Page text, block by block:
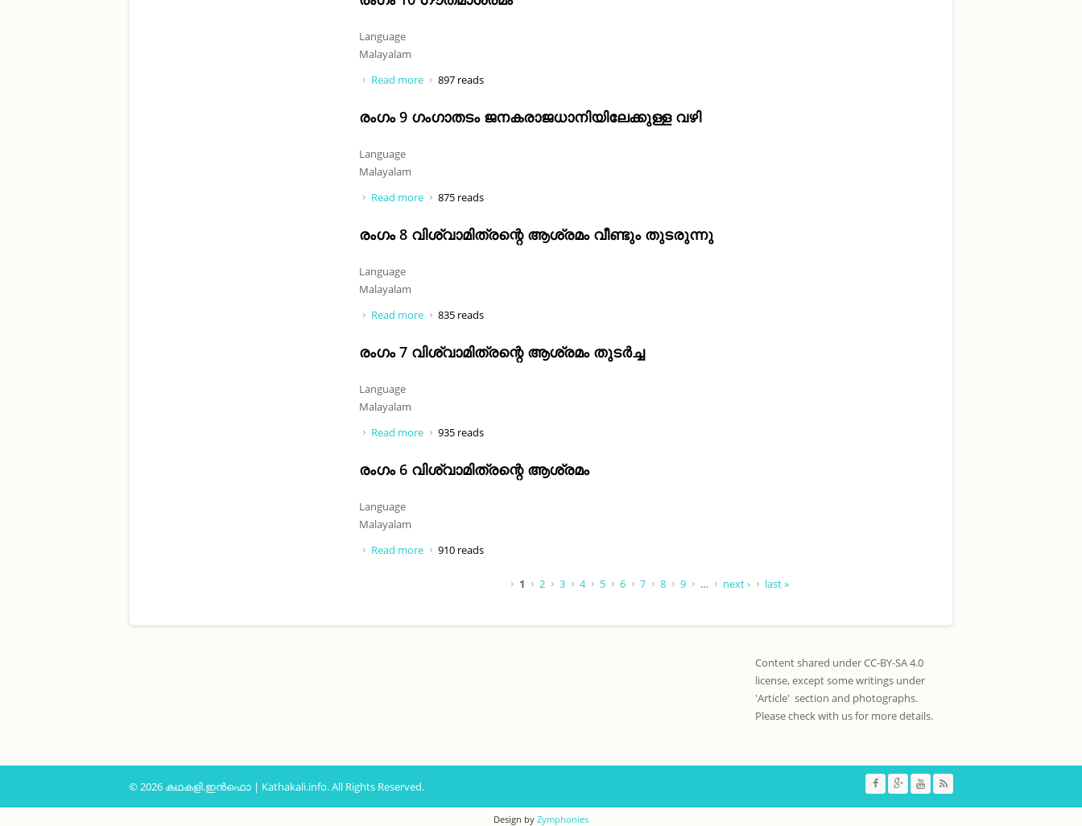
Language
Malayalam
Read more about രംഗം 10 ഗൗതമാശ്രമം
897 reads
രംഗം 9 ഗംഗാതടം ജനകരാജധാനിയിലേക്കുള്ള വഴി
Language
Malayalam
Read more about രംഗം 9 ഗംഗാതടം ജനകരാജധാനിയിലേക്കുള്ള വഴി
875 reads
രംഗം 8 വിശ്വാമിത്രന്റെ ആശ്രമം വീണ്ടും തുടരുന്നു
Language
Malayalam
Read more about രംഗം 8 വിശ്വാമിത്രന്റെ ആശ്രമം വീണ്ടും തുടരുന്നു
835 reads
രംഗം 7 വിശ്വാമിത്രന്റെ ആശ്രമം തുടർച്ച
Language
Malayalam
Read more about രംഗം 7 വിശ്വാമിത്രന്റെ ആശ്രമം തുടർച്ച
935 reads
രംഗം 6 വിശ്വാമിത്രന്റെ ആശ്രമം
Language
Malayalam
Read more about രംഗം 6 വിശ്വാമിത്രന്റെ ആശ്രമം
910 reads
1 2 3 4 5 6 7 8 9 … next › last »
Content shared under CC-BY-SA 4.0
license, except some writings under
'Article' section and photographs.
Please check with us for more details.
© 2026 കഥകളി.ഇൻഫൊ | Kathakali.info. All Rights Reserved.
Design by Zymphonies